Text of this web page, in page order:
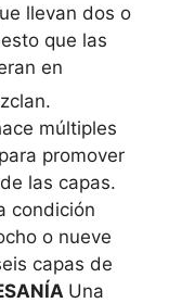
llevan dos o
que las
en
múltiples
promover
las capas.
condición
o nueve
capas de
Una